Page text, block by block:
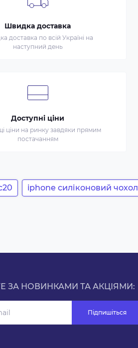
Швидка доставка
доставка по всій Україні на
наступний день
Доступні ціни
ціни на ринку завдяки прямим
постачанням
iphone силіконовий чохол
ЗА НОВИНКАМИ ТА АКЦІЯМИ:
Підпишіться